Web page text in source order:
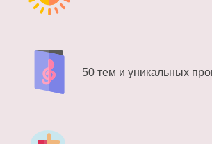
50 тем и уникальных